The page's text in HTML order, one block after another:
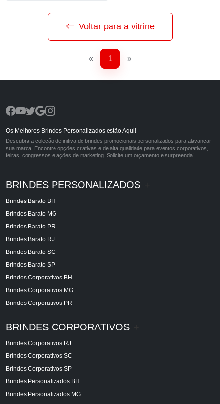
Voltar para a vitrine
« 1 »
Os Melhores Brindes Personalizados estão Aqui!
Descubra a coleção definitiva de brindes promocionais personalizados para alavancar
sua marca. Encontre opções criativas e de alta qualidade para eventos corporativos,
feiras, congressos e ações de marketing. Solicite um orçamento e surpreenda!
BRINDES PERSONALIZADOS
Brindes Barato BH
Brindes Barato MG
Brindes Barato PR
Brindes Barato RJ
Brindes Barato SC
Brindes Barato SP
Brindes Corporativos BH
Brindes Corporativos MG
Brindes Corporativos PR
BRINDES CORPORATIVOS
Brindes Corporativos RJ
Brindes Corporativos SC
Brindes Corporativos SP
Brindes Personalizados BH
Brindes Personalizados MG